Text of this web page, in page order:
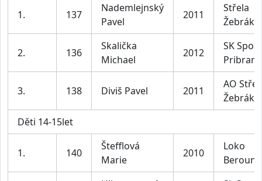
1. 137
Nademlejnský
Pavel
2011
Střela
Žebrák
2. 136
Skalička
Michael
2012
SK
Pribram
3. 138 Diviš Pavel 2011
AO
Žebrák
Děti 14-15let
1. 140
Štefflová
Marie
2010
Loko
Beroun